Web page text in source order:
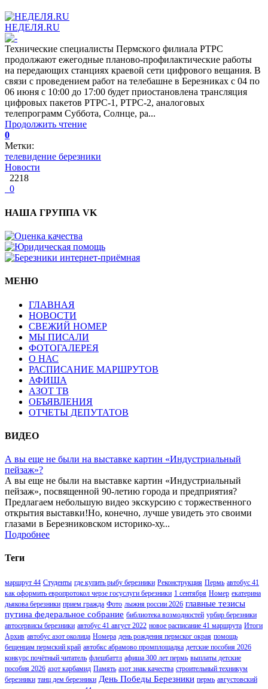
НЕДЕЛЯ.RU
Технические специалисты Пермского филиала РТРС
продолжают ежегодные планово-профилактические работы
на передающих станциях краевой сети цифрового вещания. В
связи с проведением работ на телебашне в Березниках с 04 по
06 июня с 10:00 до 17:00 будет приостановлена трансляция
цифровых пакетов РТРС-1, РТРС-2, аналоговых
телепрограмм Суббота, Солнце, ра...
Продолжить чтение
0
Метки:
телевидение березники
Новости
2218
0
НАША ГРУППА VK
МЕНЮ
ГЛАВНАЯ
НОВОСТИ
СВЕЖИЙ НОМЕР
МЫ ПИСАЛИ
ФОТОГАЛЕРЕЯ
О НАС
РАСПИСАНИЕ МАРШРУТОВ
АФИША
АЗОТ ТВ
ОБЪЯВЛЕНИЯ
ОТЧЕТЫ ДЕПУТАТОВ
ВИДЕО
А вы еще не были на выставке картин «Индустриальный
пейзаж»?
А вы еще не были на выставке картин «Индустриальный
пейзаж», посвященной 90-летию города и предприятия?
Предлагаем небольшую видео экскурсию с торжественного
открытия выставки!Но, конечно, лучше увидеть это своими
глазами в Березниковском историко-ху...
Подробнее
Теги
маршрут 44 Студенты где купить рыбу березники Реконструкция Пермь автобус 41
как оформить европротокол черзе госуслуги березники 1 сентября Номер екатерина
дьякова березники прием гражда Фото лыжня россии 2026 главные тезисы
путина федеральное собрание библиотека возмодностей урбир березники
автосервисы березники автобус 41 август 2022 новое расписание 41 маршрута Итоги
Архив автобус азот околица Номера день рождения пермског окрая помощь
бещенцам пермский край автобкс абрамово промплощадка детские пособия 2026
конкурс почётный читатель флешбаттл афиша 300 лет пермь выплаты детские
пособия 2026 азот карбамид Память азот знак качества строительный техникум
березники танц дем березники День Победы Березники пермь августовский